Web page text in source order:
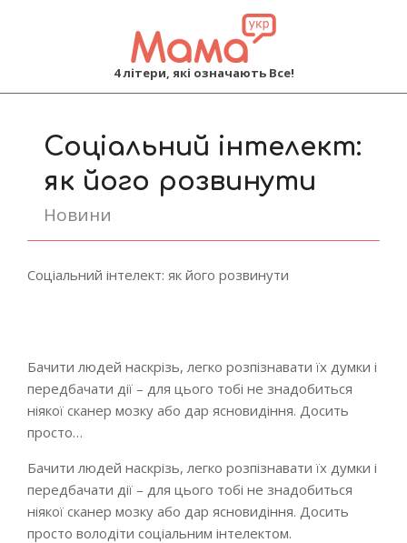
4 літери, які означають Все!
Соціальний інтелект:
як його розвинути
Новини
Соціальний інтелект: як його розвинути
Бачити людей наскрізь, легко розпізнавати їх думки і
передбачати дії – для цього тобі не знадобиться
ніякої сканер мозку або дар ясновидіння. Досить
просто…
Бачити людей наскрізь, легко розпізнавати їх думки і
передбачати дії – для цього тобі не знадобиться
ніякої сканер мозку або дар ясновидіння. Досить
просто володіти соціальним інтелектом.